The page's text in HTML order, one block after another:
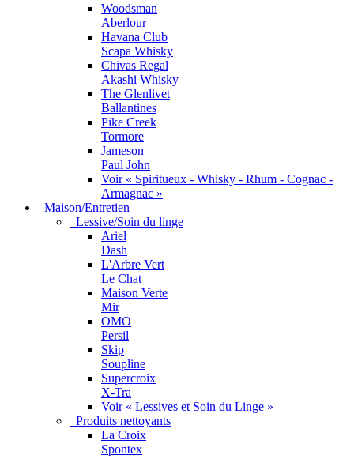
Woodsman
Aberlour
Havana Club
Scapa Whisky
Chivas Regal
Akashi Whisky
The Glenlivet
Ballantines
Pike Creek
Tormore
Jameson
Paul John
Voir « Spiritueux - Whisky - Rhum - Cognac -
Armagnac »
Maison/Entretien
Lessive/Soin du linge
Ariel
Dash
L'Arbre Vert
Le Chat
Maison Verte
Mir
OMO
Persil
Skip
Soupline
Supercroix
X-Tra
Voir « Lessives et Soin du Linge »
Produits nettoyants
La Croix
Spontex